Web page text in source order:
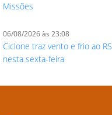
Missões
06/08/2026 às 23:08
Ciclone traz vento e frio ao RS
nesta sexta-feira